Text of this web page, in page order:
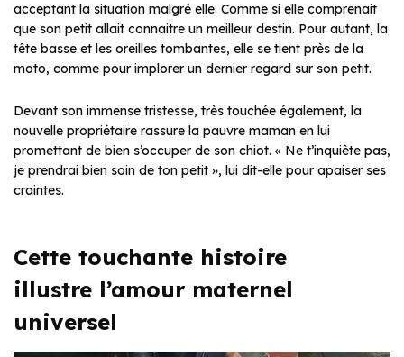
acceptant la situation malgré elle. Comme si elle comprenait
que son petit allait connaitre un meilleur destin. Pour autant, la
tête basse et les oreilles tombantes, elle se tient près de la
moto, comme pour implorer un dernier regard sur son petit.
Devant son immense tristesse, très touchée également, la
nouvelle propriétaire rassure la pauvre maman en lui
promettant de bien s’occuper de son chiot. « Ne t’inquiète pas,
je prendrai bien soin de ton petit », lui dit-elle pour apaiser ses
craintes.
Cette touchante histoire
illustre l’amour maternel
universel